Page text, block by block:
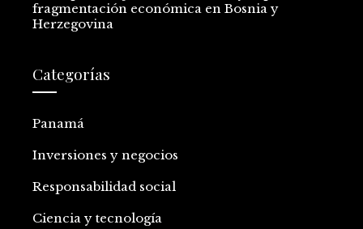
fragmentación económica en Bosnia y
Herzegovina
Categorías
Panamá
Inversiones y negocios
Responsabilidad social
Ciencia y tecnología